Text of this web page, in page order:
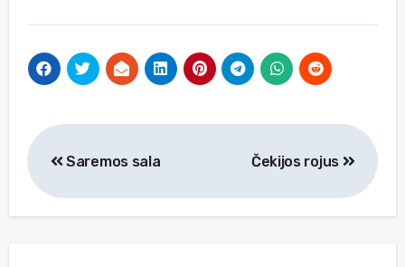
Navigacija
tarp
įrašų
Saremos sala Čekijos rojus